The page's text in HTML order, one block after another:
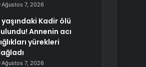
Ağustos 7, 2026
yaşındaki Kadir ölü
Annenin acı
yürekleri
Ağustos 7, 2026